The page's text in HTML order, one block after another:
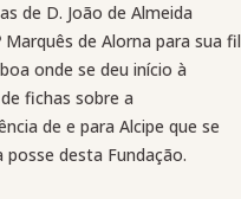
de D. João de Almeida
Marquês de Alorna para sua
onde se deu início à
fichas sobre a
de e para Alcipe que se
posse desta Fundação.